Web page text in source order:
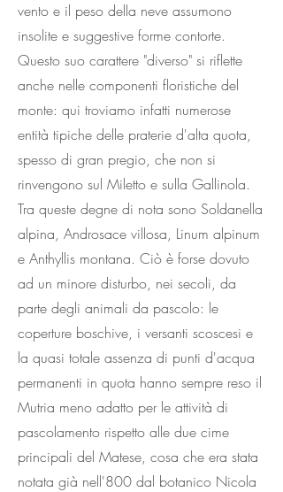
vento e il peso della neve assumono
insolite e suggestive forme contorte.
Questo suo carattere "diverso" si riflette
anche nelle componenti floristiche del
monte: qui troviamo infatti numerose
entità tipiche delle praterie d'alta quota,
spesso di gran pregio, che non si
rinvengono sul Miletto e sulla Gallinola.
Tra queste degne di nota sono Soldanella
alpina, Androsace villosa, Linum alpinum
e Anthyllis montana. Ciò è forse dovuto
ad un minore disturbo, nei secoli, da
parte degli animali da pascolo: le
coperture boschive, i versanti scoscesi e
la quasi totale assenza di punti d'acqua
permanenti in quota hanno sempre reso il
Mutria meno adatto per le attività di
pascolamento rispetto alle due cime
principali del Matese, cosa che era stata
notata già nell'800 dal botanico Nicola